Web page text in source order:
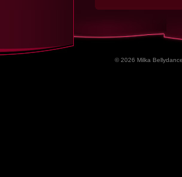
© 2026 Milka